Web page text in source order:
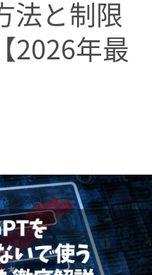
法と制限
2026年最